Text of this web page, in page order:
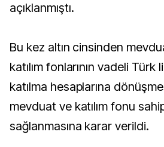
açıklanmıştı.
Bu kez altın cinsinden
katılım fonlarının vadeli Türk
katılma hesaplarına
mevduat ve katılım fonu
sağlanmasına karar verildi.